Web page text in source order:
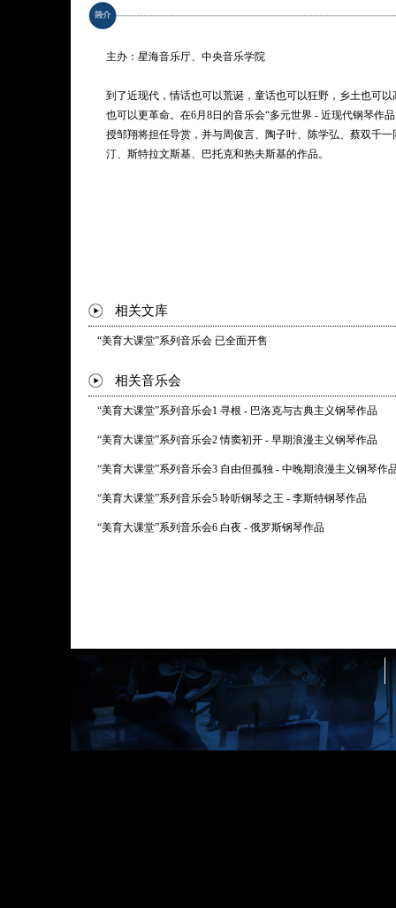
Kapustin: Variations, Op. 41
斯特拉文斯基：彼得鲁什卡
巴托克：钢琴奏鸣曲，Sz. 80
热夫斯基：《团结的人民永不败》变奏曲
Rzewski: The People United Will Never Be Defeated!
热夫斯基：棉花工厂蓝调
Rzewski: Winnsboro Cotton Mill Blues
主办：星海音乐厅、中央音乐学院
到了近现代，情话也可以荒诞，童话也可以狂野，乡土也可
也可以更革命。在6月8日的音乐会“多元世界 - 近现代钢琴作
授邹翔将担任导赏，并与周俊言、陶子叶、陈学弘、蔡双千
汀、斯特拉文斯基、巴托克和热夫斯基的作品。
相关文库
“美育大课堂”系列音乐会 已全面开售
相关音乐会
“美育大课堂”系列音乐会1 寻根 - 巴洛克与古典主义钢琴作品
“美育大课堂”系列音乐会2 情窦初开 - 早期浪漫主义钢琴作品
“美育大课堂”系列音乐会3 自由但孤独 - 中晚期浪漫主义钢琴作
“美育大课堂”系列音乐会5 聆听钢琴之王 - 李斯特钢琴作品
“美育大课堂”系列音乐会6 白夜 - 俄罗斯钢琴作品